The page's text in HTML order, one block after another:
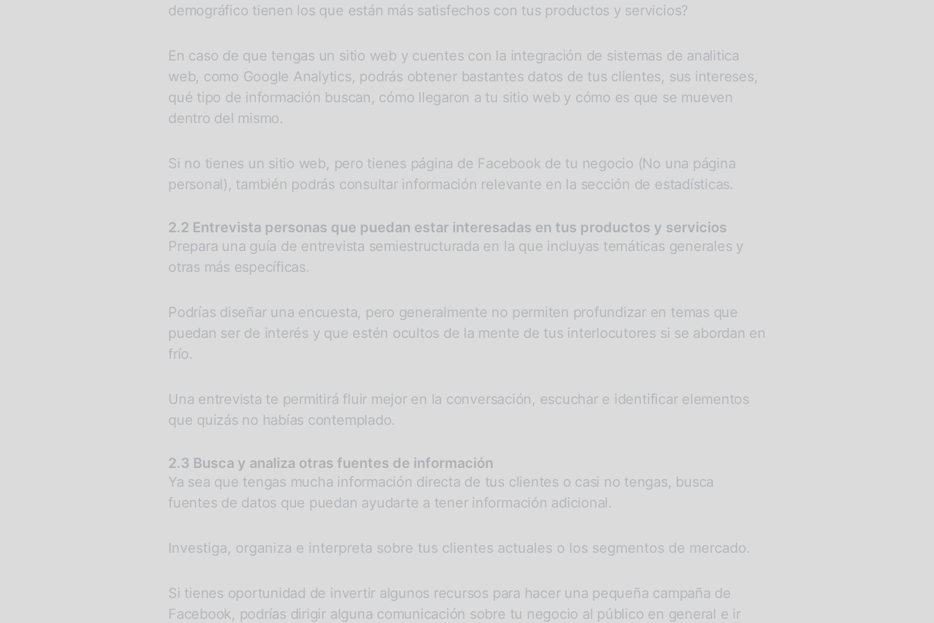
demográfico tienen los que están más satisfechos con tus productos y servicios?
En caso de que tengas un sitio web y cuentes con la integración de sistemas de analitica
web, como Google Analytics, podrás obtener bastantes datos de tus clientes, sus intereses,
qué tipo de información buscan, cómo llegaron a tu sitio web y cómo es que se mueven
dentro del mismo.
Si no tienes un sitio web, pero tienes página de Facebook de tu negocio (No una página
personal), también podrás consultar información relevante en la sección de estadísticas.
2.2 Entrevista personas que puedan estar interesadas en tus productos y servicios
Prepara una guía de entrevista semiestructurada en la que incluyas temáticas generales y
otras más específicas.
Podrías diseñar una encuesta, pero generalmente no permiten profundizar en temas que
puedan ser de interés y que estén ocultos de la mente de tus interlocutores si se abordan en
frío.
Una entrevista te permitirá fluir mejor en la conversación, escuchar e identificar elementos
que quizás no habías contemplado.
2.3 Busca y analiza otras fuentes de información
Ya sea que tengas mucha información directa de tus clientes o casi no tengas, busca
fuentes de datos que puedan ayudarte a tener información adicional.
Investiga, organiza e interpreta sobre tus clientes actuales o los segmentos de mercado.
Si tienes oportunidad de invertir algunos recursos para hacer una pequeña campaña de
Facebook, podrías dirigir alguna comunicación sobre tu negocio al público en general e ir